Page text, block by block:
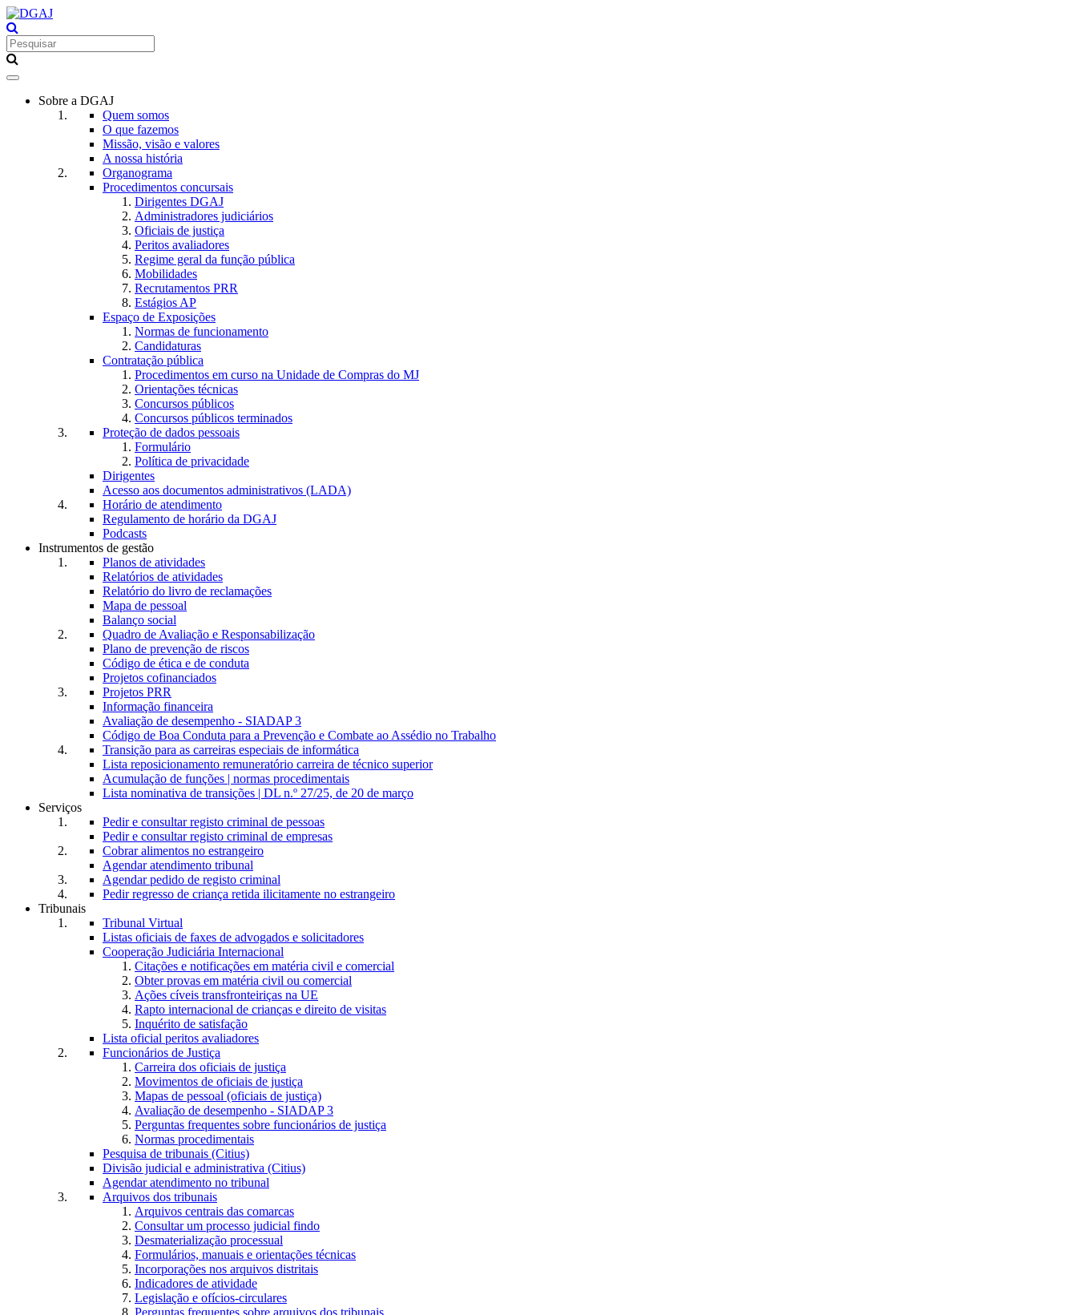
Toggle
navigationSobre a DGAJ
Quem somos
O que fazemos
Missão, visão e valores
A nossa história
Organograma
Procedimentos concursais
Dirigentes DGAJ
Administradores judiciários
Oficiais de justiça
Peritos avaliadores
Regime geral da função pública
Mobilidades
Recrutamentos PRR
Estágios AP
Espaço de Exposições
Normas de funcionamento
Candidaturas
Contratação pública
Procedimentos em curso na Unidade de Compras do MJ
Orientações técnicas
Concursos públicos
Concursos públicos terminados
Proteção de dados pessoais
Formulário
Política de privacidade
Dirigentes
Acesso aos documentos administrativos (LADA)
Horário de atendimento
Regulamento de horário da DGAJ
Podcasts
Instrumentos de gestão
Planos de atividades
Relatórios de atividades
Relatório do livro de reclamações
Mapa de pessoal
Balanço social
Quadro de Avaliação e Responsabilização
Plano de prevenção de riscos
Código de ética e de conduta
Projetos cofinanciados
Projetos PRR
Informação financeira
Avaliação de desempenho - SIADAP 3
Código de Boa Conduta para a Prevenção e Combate ao Assédio no Trabalho
Transição para as carreiras especiais de informática
Lista reposicionamento remuneratório carreira de técnico superior
Acumulação de funções | normas procedimentais
Lista nominativa de transições | DL n.º 27/25, de 20 de março
Serviços
Pedir e consultar registo criminal de pessoas
Pedir e consultar registo criminal de empresas
Cobrar alimentos no estrangeiro
Agendar atendimento tribunal
Agendar pedido de registo criminal
Pedir regresso de criança retida ilicitamente no estrangeiro
Tribunais
Tribunal Virtual
Listas oficiais de faxes de advogados e solicitadores
Cooperação Judiciária Internacional
Citações e notificações em matéria civil e comercial
Obter provas em matéria civil ou comercial
Ações cíveis transfronteiriças na UE
Rapto internacional de crianças e direito de visitas
Inquérito de satisfação
Lista oficial peritos avaliadores
Funcionários de Justiça
Carreira dos oficiais de justiça
Movimentos de oficiais de justiça
Mapas de pessoal (oficiais de justiça)
Avaliação de desempenho - SIADAP 3
Perguntas frequentes sobre funcionários de justiça
Normas procedimentais
Pesquisa de tribunais (Citius)
Divisão judicial e administrativa (Citius)
Agendar atendimento no tribunal
Arquivos dos tribunais
Arquivos centrais das comarcas
Consultar um processo judicial findo
Desmaterialização processual
Formulários, manuais e orientações técnicas
Incorporações nos arquivos distritais
Indicadores de atividade
Legislação e ofícios-circulares
Perguntas frequentes sobre arquivos dos tribunais